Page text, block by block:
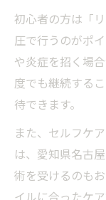
初心者の方は「
圧で行うのがポ
や炎症を招く場
度でも継続する
待できます。
また、セルフケ
は、愛知県名古
術を受けるのも
イルに合ったケ